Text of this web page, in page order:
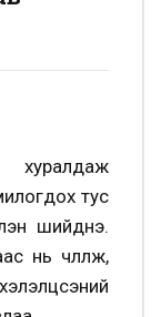
хуралдаж
тус
шийднэ.
нь чөлөөлж,